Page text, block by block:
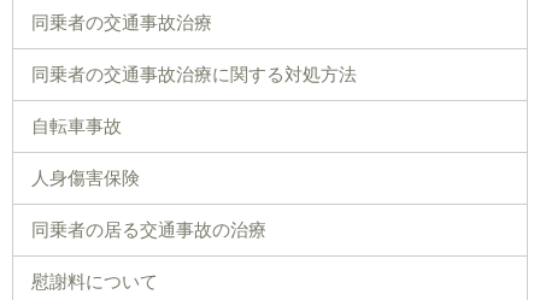
同乗者の交通事故治療
同乗者の交通事故治療に関する対処方法
自転車事故
人身傷害保険
同乗者の居る交通事故の治療
慰謝料について